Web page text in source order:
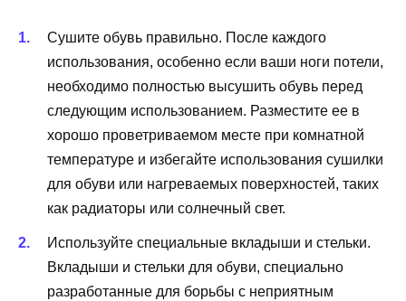
Сушите обувь правильно. После каждого
использования, особенно если ваши ноги потели,
необходимо полностью высушить обувь перед
следующим использованием. Разместите ее в
хорошо проветриваемом месте при комнатной
температуре и избегайте использования сушилки
для обуви или нагреваемых поверхностей, таких
как радиаторы или солнечный свет.
Используйте специальные вкладыши и стельки.
Вкладыши и стельки для обуви, специально
разработанные для борьбы с неприятным